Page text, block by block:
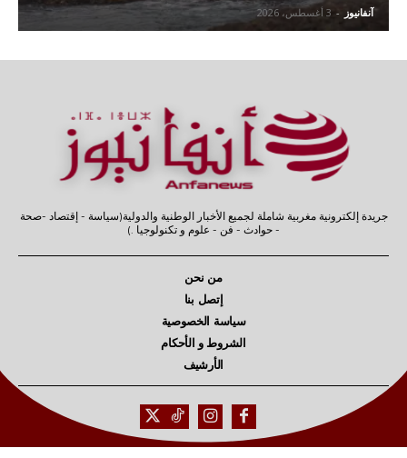
آنفانيوز - 3 أغسطس، 2026
جريدة إلكترونية مغربية شاملة لجميع الأخبار الوطنية والدولية(سياسة - إقتصاد -صحة
- حوادث - فن - علوم و تكنولوجيا .)
من نحن
إتصل بنا
سياسة الخصوصية
الشروط و الأحكام
الأرشيف